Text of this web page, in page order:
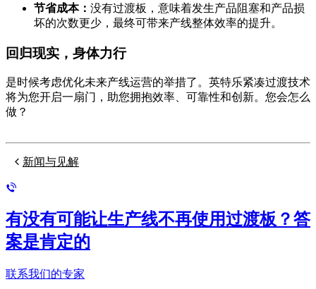
节省成本： 没有过渡板，意味着发生产品阻塞和产品损
坏的次数更少，最终可带来产线整体效率的提升。
回归现实，身体力行
是时候考虑优化未来产线运营的举措了。英特乐紧凑过渡技术
将为您开启一扇门，助您拥抱效率、可靠性和创新。您会怎么
做？
新闻与见解
有没有可能让生产线不再使用过渡板？答
案是肯定的
联系我们的专家